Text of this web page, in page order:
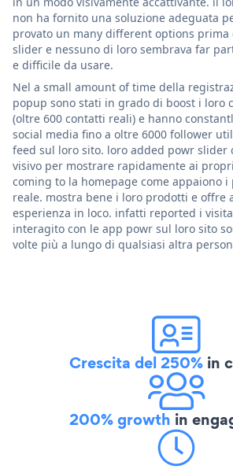
non ha fornito una soluzione adeguata
provato un many different options
slider e nessuno di loro sembrava far
e difficile da usare.
Nel a small amount of time della
popup sono stati in grado di boost i loro
(oltre 600 contatti reali) e hanno
social media fino a oltre 6000 follower
feed sul loro sito. loro added powr slider
visivo per mostrare rapidamente ai
coming to la homepage come appaiono
reale. mostra bene i loro prodotti e offre
esperienza in loco. infatti reported i
interagito con le app powr sul loro sito
volte più a lungo di qualsiasi altra
Crescita del 250% in
200% growth in